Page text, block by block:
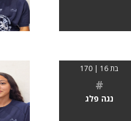
בת 16 | 170
#
נגה פלג